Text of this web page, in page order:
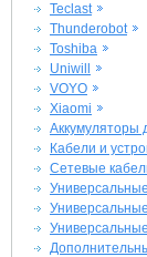
Teclast
Thunderobot
Toshiba
Uniwill
VOYO
Xiaomi
Аккумуляторы
Кабели и
Сетевые